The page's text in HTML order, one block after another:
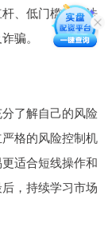
、低门槛的非法
骗。
了解自己的风险
格的风险控制机
适合短线操作和
，持续学习市场